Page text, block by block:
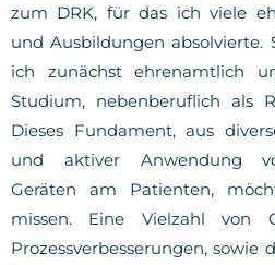
zum DRK, für das ich viele
und Ausbildungen absolvierte.
ich zunächst ehrenamtlich
Studium, nebenberuflich als
Dieses Fundament, aus
und aktiver Anwendung
Geräten am Patienten,
missen. Eine Vielzahl von
Prozessverbesserungen, sowie